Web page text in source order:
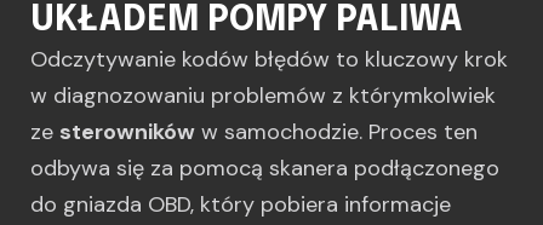
UKŁADEM POMPY PALIWA
Odczytywanie kodów błędów to kluczowy krok
w diagnozowaniu problemów z którymkolwiek
ze sterowników w samochodzie. Proces ten
odbywa się za pomocą skanera podłączonego
do gniazda OBD, który pobiera informacje